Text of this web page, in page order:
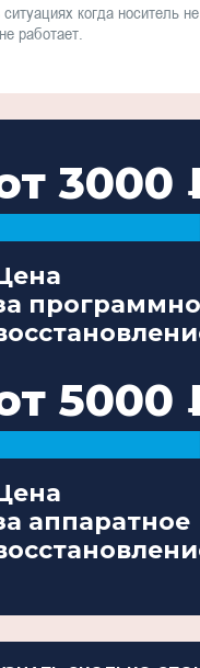
когда носитель
работает.
3000
5000
аппаратное